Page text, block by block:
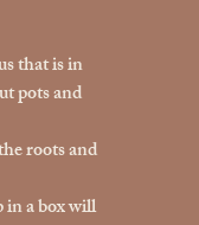
that is in
pots and
roots and
a box will